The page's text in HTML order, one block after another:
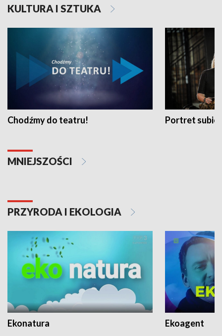
KULTURA I SZTUKA
Chodźmy do teatru! Portret
MNIEJSZOŚCI
PRZYRODA I EKOLOGIA
Ekonatura Ekoagent